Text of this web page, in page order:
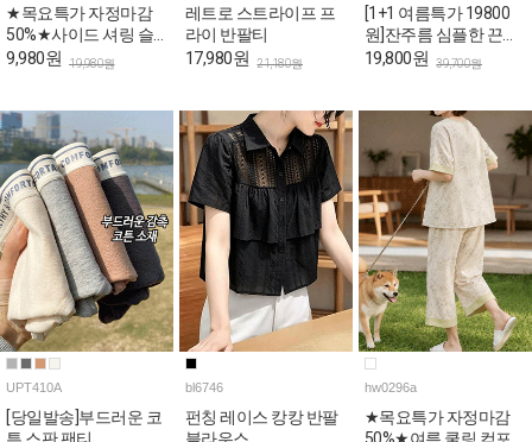
★목요특가 자정마감
50%★사이드 셔링 슬
림핏 반팔 티셔츠
9,980원 19,980원
레트로 스트라이프 프
라이 반팔티
17,980원 21,180원
[1+1 여름특가 19800
원]잔주름 심플한 끈나
시 롱 원피스
19,800원 39,700원
UPT410A
[당일발송]부드러운 코
bl6746
펀칭 레이스 캉캉 반팔
hw0296a
★목요특가 자정마감